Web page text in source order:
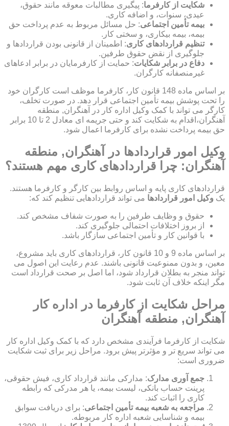
شکایت از کارفرما: پیگیری مطالبات معوقه مانند حقوق،
عیدی، سنوات، و اضافه کاری.
بیمه تأمین اجتماعی: حل مسائل مربوط به عدم پرداخت حق
بیمه، بیمه بیکاری، و سختی کار.
تنظیم قراردادهای کاری: اطمینان از قانونی بودن قراردادها و
جلوگیری از نقض حقوق طرفین.
دفاع در برابر شکایات: حمایت از کارفرمایان در برابر ادعاهای
غیرمنصفانه کارگران.
بر اساس ماده 148 قانون کار، کارفرما موظف است کارگران خود
را تحت پوشش بیمه تأمین اجتماعی قرار دهد. در صورت تخلف،
کارگر می تواند با کمک وکیل اداره کار در آهنگران, منطقه
آهنگران،اقدام به شکایت کند و حتی جریمه ای معادل 2 تا 10 برابر
حق بیمه پرداخت نشده برای کارفرما اعمال شود.
وکیل امور قراردادها در آهنگران, منطقه
آهنگران: چرا قراردادهای کاری مهم هستند؟
قراردادهای کاری پایه و اساس روابط بین کارگر و کارفرما هستند.
یک وکیل امور قراردادها می تواند قراردادهایی تنظیم کند که:
حقوق و وظایف طرفین را به صورت شفاف مشخص کند.
از بروز اختلافات احتمالی جلوگیری کند.
با قوانین کار و تأمین اجتماعی سازگار باشد.
بر اساس ماده 9 و 10 قانون کار، قراردادهای کاری باید مشروع،
معین، و بدون ممنوعیت قانونی باشند. عدم رعایت این اصول می
تواند منجر به بطلان قرارداد شود، اما اصل بر صحت قرارداد است
مگر اینکه خلاف آن ثابت شود.
مراحل شکایت از کارفرما در اداره کار
آهنگران, منطقه آهنگران
شکایت از کارفرما فرآیندی مشخص دارد که با کمک وکیل اداره کار
می تواند سریع تر و مؤثرتر پیش برود. مراحل زیر برای ثبت شکایت
ضروری است:
جمع آوری مدارک: مدارکی مانند قرارداد کاری، فیش حقوقی،
پرینت حساب بانکی، لیست بیمه، یا هر مدرکی که رابطه
کاری را اثبات کند.
مراجعه به شعبه بیمه تأمین اجتماعی: برای دریافت سوابق
بیمه و شناسایی شعبه اداره کار مربوطه.